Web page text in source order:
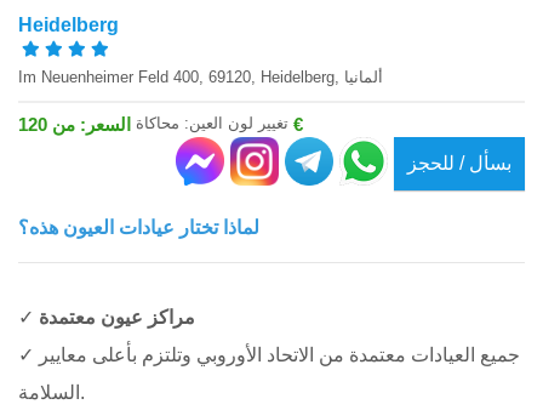
Heidelberg
Im Neuenheimer Feld 400, 69120, Heidelberg, ألمانيا
تغيير لون العين: محاكاة السعر: من 120 €
بسأل / للحجز
لماذا تختار عيادات العيون هذه؟
✓ مراكز عيون معتمدة
✓ جميع العيادات معتمدة من الاتحاد الأوروبي وتلتزم بأعلى معايير
السلامة.